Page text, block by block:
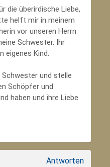
die überirdische Liebe,
helft mir in meinem
vor unseren Herrn
Schwester. Ihr
eigenes Kind.
und stelle
Schöpfer und
haben und ihre Liebe
Antworten